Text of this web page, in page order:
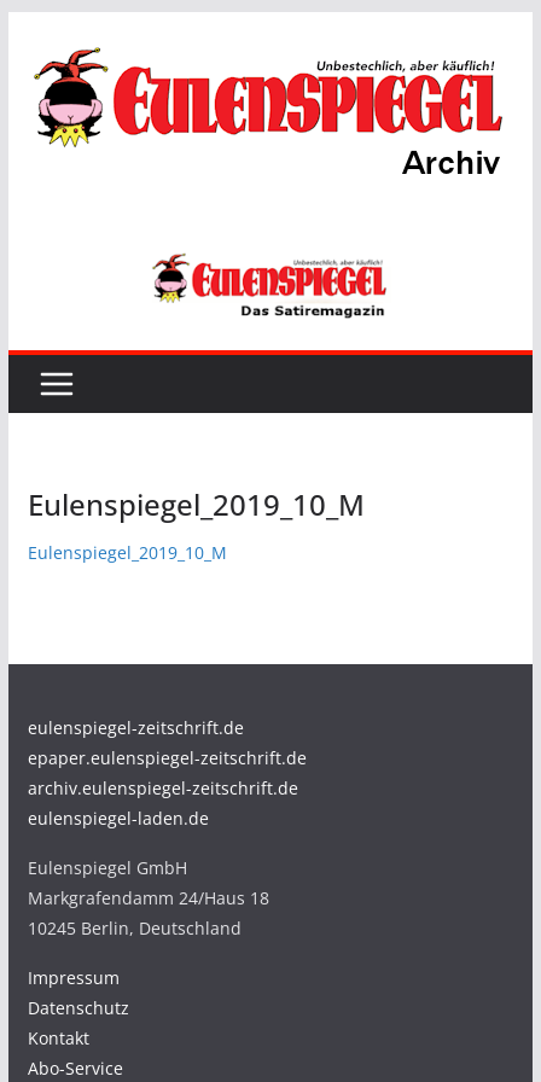
Inhalt
springen
Eulenspiegel_2019_10_M
Eulenspiegel_2019_10_M
eulenspiegel-zeitschrift.de
epaper.eulenspiegel-zeitschrift.de
archiv.eulenspiegel-zeitschrift.de
eulenspiegel-laden.de
Eulenspiegel GmbH
Markgrafendamm 24/Haus 18
10245 Berlin, Deutschland
Impressum
Datenschutz
Kontakt
Abo-Service